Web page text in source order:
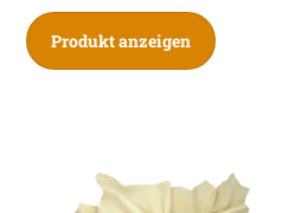
Produkt anzeigen